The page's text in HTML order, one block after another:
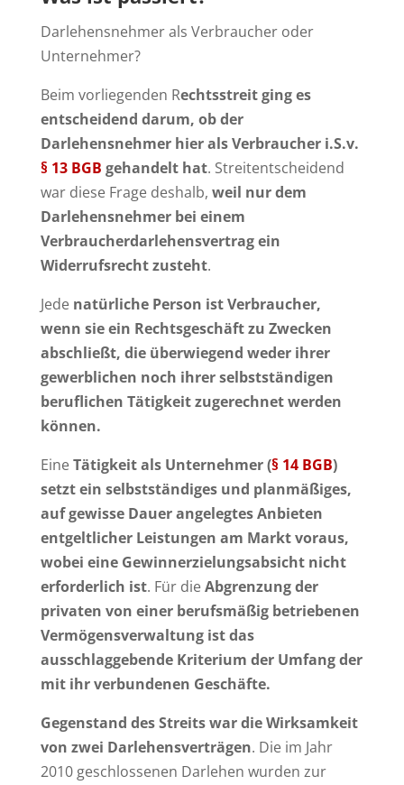
Darlehensnehmer als Verbraucher oder
Unternehmer?
Beim vorliegenden Rechtsstreit ging es
entscheidend darum, ob der
Darlehensnehmer hier als Verbraucher i.S.v.
§ 13 BGB gehandelt hat. Streitentscheidend
war diese Frage deshalb, weil nur dem
Darlehensnehmer bei einem
Verbraucherdarlehensvertrag ein
Widerrufsrecht zusteht.
Jede natürliche Person ist Verbraucher,
wenn sie ein Rechtsgeschäft zu Zwecken
abschließt, die überwiegend weder ihrer
gewerblichen noch ihrer selbstständigen
beruflichen Tätigkeit zugerechnet werden
können.
EineTätigkeit als Unternehmer (§ 14 BGB)
setzt ein selbstständiges und planmäßiges,
auf gewisse Dauer angelegtes Anbieten
entgeltlicher Leistungen am Markt voraus,
wobei eine Gewinnerzielungsabsicht nicht
erforderlich ist. Für dieAbgrenzung der
privaten von einer berufsmäßig betriebenen
Vermögensverwaltung ist das
ausschlaggebende Kriterium der Umfang der
mit ihr verbundenen Geschäfte.
Gegenstand des Streits war die Wirksamkeit
von zwei Darlehensverträgen. Die im Jahr
2010 geschlossenen Darlehen wurden zur